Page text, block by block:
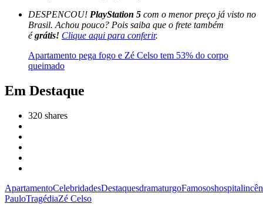
DESPENCOU! PlayStation 5 com o menor preço já visto no
Brasil. Achou pouco? Pois saiba que o frete também
égrátis! Clique aqui para conferir.
Apartamento pega fogo e Zé Celso tem 53% do corpo
queimado
Em Destaque
320 shares
ApartamentoCelebridadesDestaquesdramaturgoFamososhospital
PauloTragédiaZé Celso